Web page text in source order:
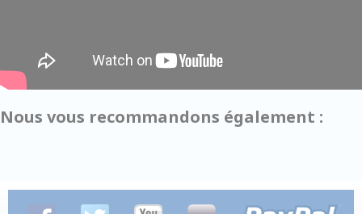
Nous vous recommandons également :